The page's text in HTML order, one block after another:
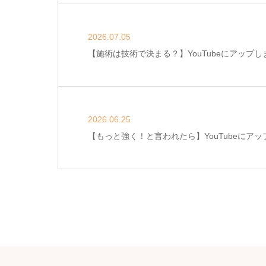
2026.07.05
【施術は技術で決まる？】YouTubeにアップし
2026.06.25
【もっと強く！と言われたら】YouTubeにアッ